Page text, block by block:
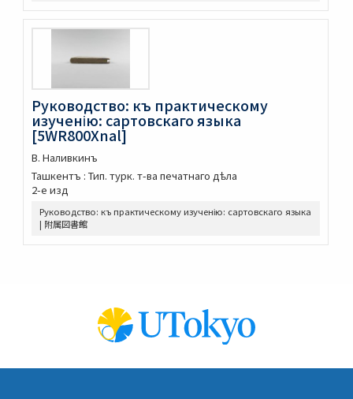
周禮註疏 42卷
儀禮註疏 17卷
尚書註疏 20卷
春秋左傳註疏 60卷
論語註疏解經 20卷
孟子註疏解經 14卷
箋註陶淵明集 詩4卷文6卷總論1卷
元人雜劇百種
中央ユーラシア学術資源コレクション
Сарты : этнографическіе матеріалы
Руководство: къ практическому
изученію: сартовскаго языка
[5WR800Xnal]
В. Наливкинъ
Ташкентъ : Тип. турк. т-ва печатнаго дѣла
2-е изд
Руководство: къ практическому изученію: сартовскаго языка
| 附属図書館